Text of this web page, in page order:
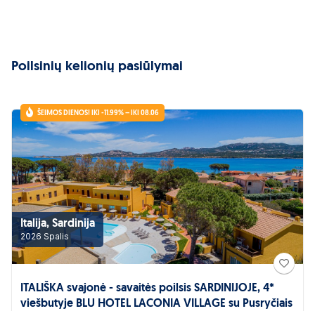
Poilsinių kelionių pasiūlymai
ŠEIMOS DIENOS! IKI -11.99% – IKI 08.06
Italija, Sardinija
2026 Spalis
ITALIŠKA svajonė - savaitės poilsis SARDINIJOJE, 4*
viešbutyje BLU HOTEL LACONIA VILLAGE su Pusryčiais